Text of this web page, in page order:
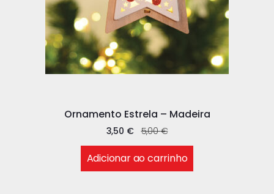
Ornamento Estrela – Madeira
5,00€
3,50 €
Adicionar ao carrinho